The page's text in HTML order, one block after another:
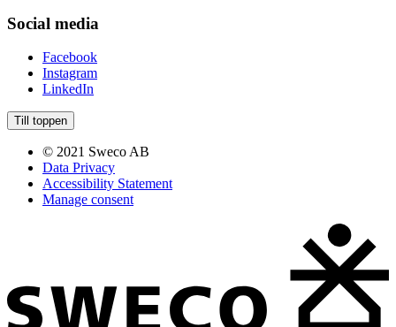
Social media
Facebook
Instagram
LinkedIn
Till toppen
© 2021 Sweco AB
Data Privacy
Accessibility Statement
Manage consent